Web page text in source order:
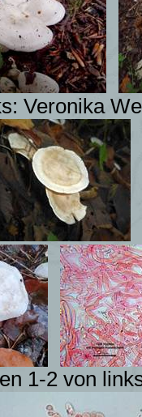
Veronika
1-2 von